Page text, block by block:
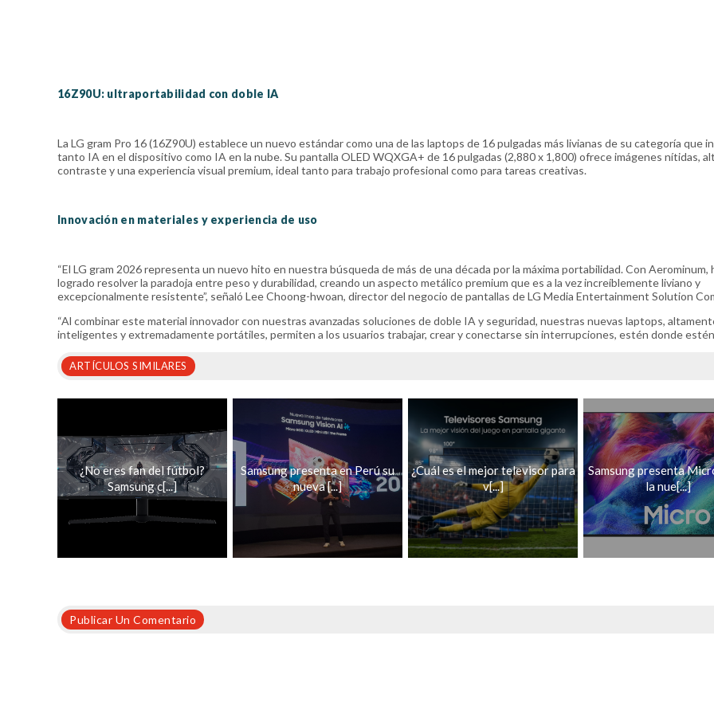
16Z90U: ultraportabilidad con doble IA
La LG gram Pro 16 (16Z90U) establece un nuevo estándar como una de las laptops de 16 pulgadas más livianas de su categoría que
tanto IA en el dispositivo como IA en la nube. Su pantalla OLED WQXGA+ de 16 pulgadas (2,880 x 1,800) ofrece imágenes nítidas,
contraste y una experiencia visual premium, ideal tanto para trabajo profesional como para tareas creativas.
Innovación en materiales y experiencia de uso
“El LG gram 2026 representa un nuevo hito en nuestra búsqueda de más de una década por la máxima portabilidad. Con Aerominum,
logrado resolver la paradoja entre peso y durabilidad, creando un aspecto metálico premium que es a la vez increíblemente liviano y
excepcionalmente resistente”, señaló Lee Choong-hwoan, director del negocio de pantallas de LG Media Entertainment Solution
“Al combinar este material innovador con nuestras avanzadas soluciones de doble IA y seguridad, nuestras nuevas laptops,
inteligentes y extremadamente portátiles, permiten a los usuarios trabajar, crear y conectarse sin interrupciones, estén donde
ARTÍCULOS SIMILARES
¿No eres fan del fútbol?
Samsung c[...]
Samsung presenta en Perú su
nueva [...]
¿Cuál es el mejor televisor para
v[...]
Samsung presenta
la nue[...]
Publicar Un Comentario